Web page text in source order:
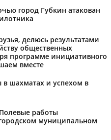
город Губкин атакован
делюсь результатами
общественных
программе инициативного
вместе
шахматах и успехом в
работы
муниципальном